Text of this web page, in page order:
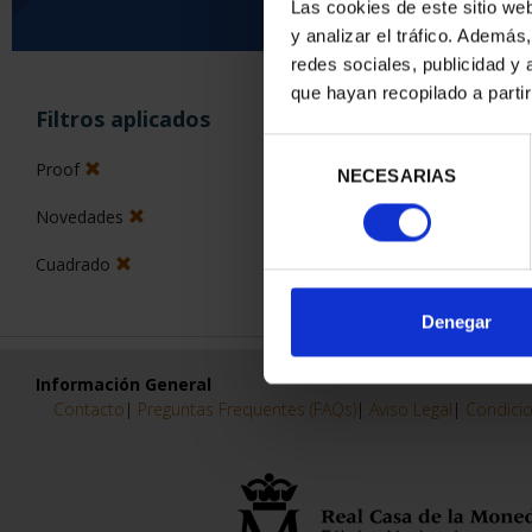
Las cookies de este sitio
y analizar el tráfico.
redes sociales, publicidad y
que hayan recopilado a
consentimiento
NECESARIAS
Denegar
Filtros aplicados
Proof
Novedades
Cuadrado
0 Productos
Información General
Contacto | Preguntas Frequentes (FAQs)| Aviso Legal |